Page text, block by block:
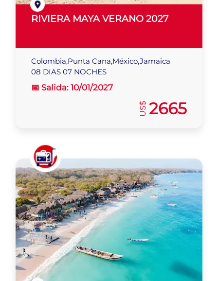
RIVIERA MAYA VERANO 2027
Colombia,Punta Cana,México,Jamaica
08 DIAS 07 NOCHES
📅 Salida: 10/01/2027
US$2665